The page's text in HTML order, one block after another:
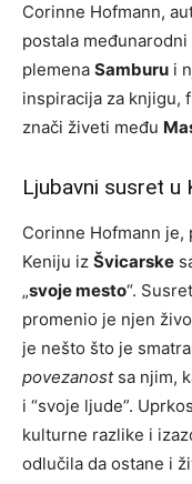
Corinne Hofmann,
postala
plemena Samburu i
inspiracija za knjigu,
znači živeti među
Ljubavni susret u
Corinne Hofmann je,
Keniju iz Švicarske
„svoje mesto“.
promenio je njen
je nešto što je
povezanostsa njim,
i “svoje ljude”.
kulturne razlike i
odlučila da ostane i